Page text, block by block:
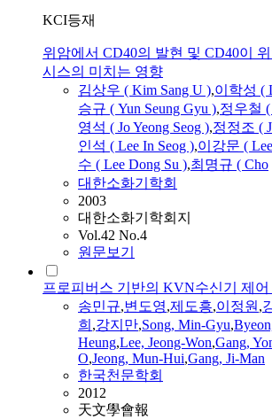
KCI등재
위암에서 CD40의 발현 및 CD40이
시스의 미치는 영향
김상우 ( Kim Sang U ),이학성 (
승규 ( Yun Seung Gyu ),정우철 (
영석 ( Jo Yeong Seog ),정정조 (
인석 ( Lee In Seog ),이강문 ( Lee
수 ( Lee Dong Su ),최명규 ( Cho
대한소화기학회
2003
대한소화기학회지
Vol.42 No.4
원문보기
프로피버스 기반의 KVN수신기 제
송민규,변도영,제도흥,이정원,
희 ,강지만,Song, Min-Gyu,
Heung,Lee, Jeong-Won,Gang,
O,Jeong, Mun-Hui,Gang, Ji-Man
한국천문학회
2012
天文學會報